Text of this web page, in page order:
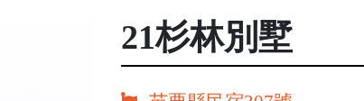
21杉林別墅